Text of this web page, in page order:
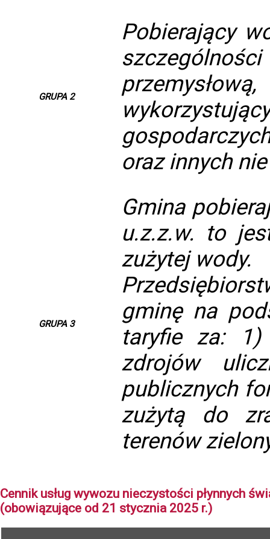
GRUPA 2
Pobierający
oraz innych
GRUPA 3
Gmina
u.z.z.w. to
zużytej wody.
gminę na
taryfie za:
zdrojów
publicznych
zużytą do
terenów
Cennik usług wywozu nieczystości płynnych
(obowiązujące od 21 stycznia 2025 r.)